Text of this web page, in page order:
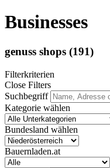
Businesses
genuss shops (191)
Filterkriterien
Close Filters
Suchbegriff
Kategorie wählen
Bundesland wählen
Bauernladen.at